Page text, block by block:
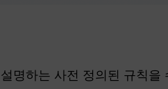
명하는 사전 정의된 규칙을